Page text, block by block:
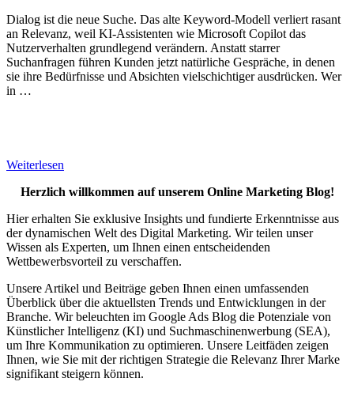
Dialog ist die neue Suche. Das alte Keyword-Modell verliert rasant
an Relevanz, weil KI-Assistenten wie Microsoft Copilot das
Nutzerverhalten grundlegend verändern. Anstatt starrer
Suchanfragen führen Kunden jetzt natürliche Gespräche, in denen
sie ihre Bedürfnisse und Absichten vielschichtiger ausdrücken. Wer
in …
Weiterlesen
Herzlich willkommen auf unserem Online Marketing Blog!
Hier erhalten Sie exklusive Insights und fundierte Erkenntnisse aus
der dynamischen Welt des Digital Marketing. Wir teilen unser
Wissen als Experten, um Ihnen einen entscheidenden
Wettbewerbsvorteil zu verschaffen.
Unsere Artikel und Beiträge geben Ihnen einen umfassenden
Überblick über die aktuellsten Trends und Entwicklungen in der
Branche. Wir beleuchten im Google Ads Blog die Potenziale von
Künstlicher Intelligenz (KI) und Suchmaschinenwerbung (SEA),
um Ihre Kommunikation zu optimieren. Unsere Leitfäden zeigen
Ihnen, wie Sie mit der richtigen Strategie die Relevanz Ihrer Marke
signifikant steigern können.